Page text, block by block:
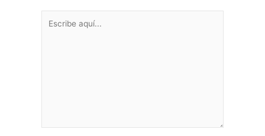
aquí...